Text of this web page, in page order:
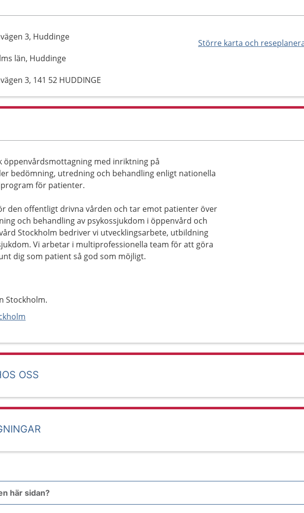
Större karta och
3, Huddinge
län, Huddinge
3, 141 52 HUDDINGE
öppenvårdsmottagning med inriktning på
bedömning, utredning och behandling enligt nationella
för patienter.
den offentligt drivna vården och tar emot patienter över
och behandling av psykossjukdom i öppenvård och
Stockholm bedriver vi utvecklingsarbete, utbildning
Vi arbetar i multiprofessionella team för att göra
dig som patient så god som möjligt.
Stockholm.
OSS
här sidan?